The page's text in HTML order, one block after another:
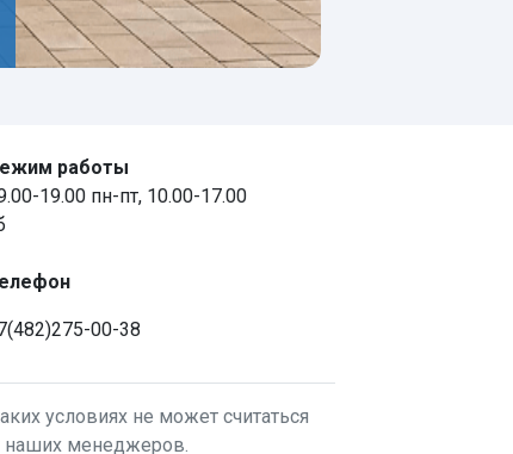
работы
19.00 пн-пт, 10.00-17.00
00-38
условиях не может считаться
наших менеджеров.